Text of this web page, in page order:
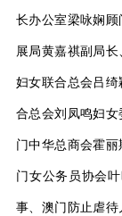
长办公室梁咏娴
展局黄嘉祺副局
妇女联合总会吕
合总会刘凤鸣妇
门中华总商会霍
门女公务员协会
事、澳门防止虐